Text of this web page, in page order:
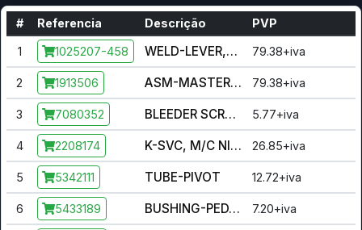
# Referencia Descrição PVP
1 1025207-458 WELD-LEVER,BRAKE LEVER.BLK 79.38+iva
2 1913506 ASM-MASTER CYL,DIRMC,5/8 [INCL. 2-4] 79.38+iva
3 7080352 BLEEDER SCREW, 4WD 5.77+iva
4 2208174 K-SVC, M/C NIPPLE & GROMMET 26.85+iva
5 5342111 TUBE-PIVOT 12.72+iva
6 5433189 BUSHING-PEDAL PIVOT 7.20+iva